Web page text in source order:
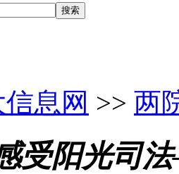
息网 >> 两
受阳光司